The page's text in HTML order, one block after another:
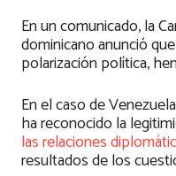
En un comunicado, la
dominicano anunció
polarización política,
En el caso de
ha reconocido la
las relaciones
resultados de los